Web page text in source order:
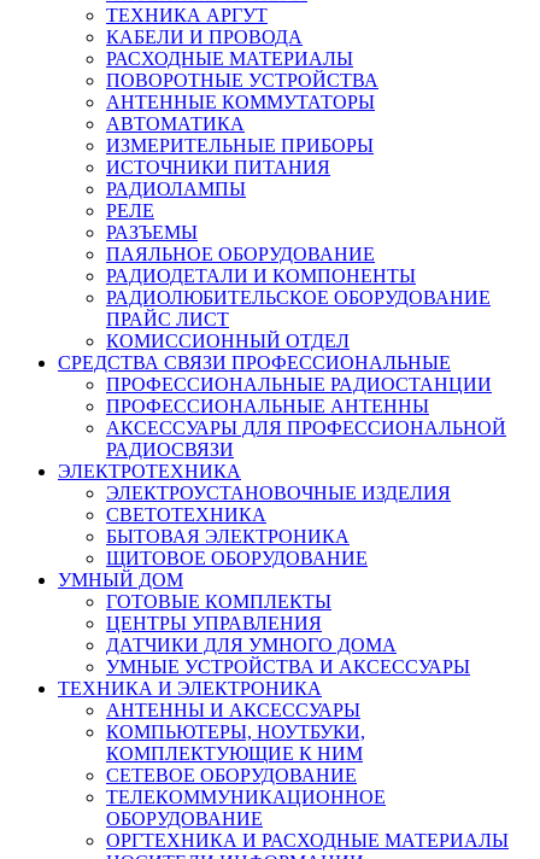
ТЕХНИКА АРГУТ
КАБЕЛИ И ПРОВОДА
РАСХОДНЫЕ МАТЕРИАЛЫ
ПОВОРОТНЫЕ УСТРОЙСТВА
АНТЕННЫЕ КОММУТАТОРЫ
АВТОМАТИКА
ИЗМЕРИТЕЛЬНЫЕ ПРИБОРЫ
ИСТОЧНИКИ ПИТАНИЯ
РАДИОЛАМПЫ
РЕЛЕ
РАЗЪЕМЫ
ПАЯЛЬНОЕ ОБОРУДОВАНИЕ
РАДИОДЕТАЛИ И КОМПОНЕНТЫ
РАДИОЛЮБИТЕЛЬСКОЕ ОБОРУДОВАНИЕ
ПРАЙС ЛИСТ
КОМИССИОННЫЙ ОТДЕЛ
СРЕДСТВА СВЯЗИ ПРОФЕССИОНАЛЬНЫЕ
ПРОФЕССИОНАЛЬНЫЕ РАДИОСТАНЦИИ
ПРОФЕССИОНАЛЬНЫЕ АНТЕННЫ
АКСЕССУАРЫ ДЛЯ ПРОФЕССИОНАЛЬНОЙ
РАДИОСВЯЗИ
ЭЛЕКТРОТЕХНИКА
ЭЛЕКТРОУСТАНОВОЧНЫЕ ИЗДЕЛИЯ
СВЕТОТЕХНИКА
БЫТОВАЯ ЭЛЕКТРОНИКА
ЩИТОВОЕ ОБОРУДОВАНИЕ
УМНЫЙ ДОМ
ГОТОВЫЕ КОМПЛЕКТЫ
ЦЕНТРЫ УПРАВЛЕНИЯ
ДАТЧИКИ ДЛЯ УМНОГО ДОМА
УМНЫЕ УСТРОЙСТВА И АКСЕССУАРЫ
ТЕХНИКА И ЭЛЕКТРОНИКА
АНТЕННЫ И АКСЕССУАРЫ
КОМПЬЮТЕРЫ, НОУТБУКИ,
КОМПЛЕКТУЮЩИЕ К НИМ
СЕТЕВОЕ ОБОРУДОВАНИЕ
ТЕЛЕКОММУНИКАЦИОННОЕ
ОБОРУДОВАНИЕ
ОРГТЕХНИКА И РАСХОДНЫЕ МАТЕРИАЛЫ